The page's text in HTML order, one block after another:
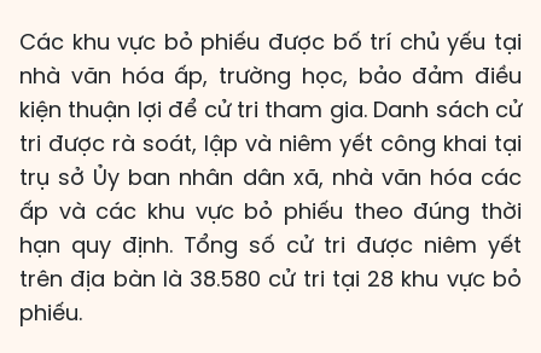
Các khu vực bỏ phiếu được bố trí chủ yếu tại
nhà văn hóa ấp, trường học, bảo đảm điều
kiện thuận lợi để cử tri tham gia. Danh sách cử
tri được rà soát, lập và niêm yết công khai tại
trụ sở Ủy ban nhân dân xã, nhà văn hóa các
ấp và các khu vực bỏ phiếu theo đúng thời
hạn quy định. Tổng số cử tri được niêm yết
trên địa bàn là 38.580 cử tri tại 28 khu vực bỏ
phiếu.